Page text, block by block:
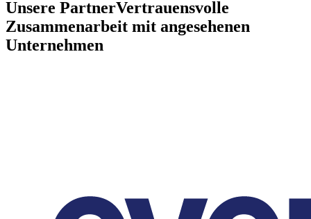
Unsere PartnerVertrauensvolle
Zusammenarbeit mit angesehenen
Unternehmen